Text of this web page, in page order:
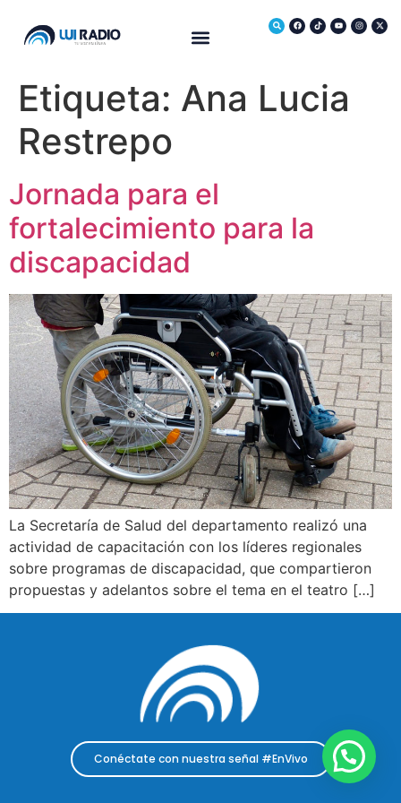
Etiqueta: Ana Lucia
Restrepo
Jornada para el
fortalecimiento para la
discapacidad
La Secretaría de Salud del departamento realizó una
actividad de capacitación con los líderes regionales
sobre programas de discapacidad, que compartieron
propuestas y adelantos sobre el tema en el teatro […]
Conéctate con nuestra señal #EnVivo